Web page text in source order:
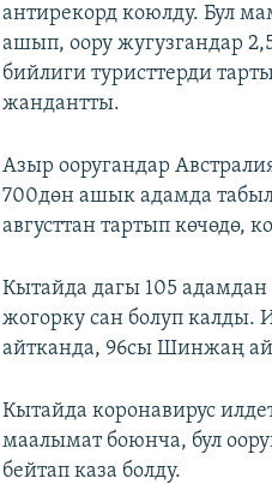
антирекорд коюлду. Бул
ашып, оору жугузгандар
бийлиги туристтерди
жандантты.
Азыр ооругандар
700дөн ашык адамда
августтан тартып көчөдө,
Кытайда дагы 105
жогорку сан болуп калды.
айтканда, 96сы Шинжаң
Кытайда коронавирус
маалымат боюнча, бул
бейтап каза болду.